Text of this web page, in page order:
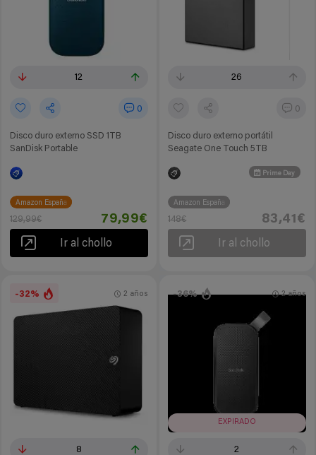
12
0
Disco duro externo SSD 1TB
SanDisk Portable
Amazon España
129,99€ 79,99€
Ir al chollo
26
0
Disco duro externo portátil
Seagate One Touch 5TB
Prime Day
Amazon España
148€ 83,41€
Ir al chollo
-32%
8
2 años -36%
EXPIRADO
2
2 años